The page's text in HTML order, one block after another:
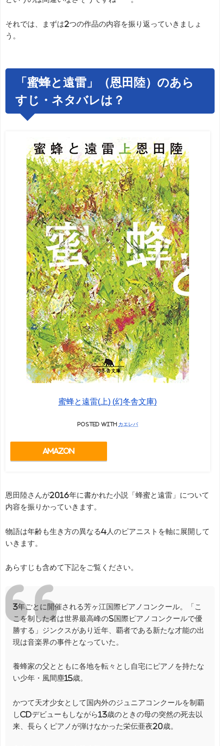
それでは、まずは2つの作品の内容を振り返っていきましょ
う。
「蜜蜂と遠雷」（恩田陸）のあら
すじ・ネタバレは？
蜜蜂と遠雷(上) (幻冬舎文庫)
posted with カエレバ
Amazon
恩田陸さんが2016年に書かれた小説「蜂蜜と遠雷」について
内容を振りかっていきます。
物語は年齢も生き方の異なる4人のピアニストを軸に展開して
いきます。
あらすじも含めて下記をご覧ください。
3年ごとに開催される芳ヶ江国際ピアノコンクール。「こ
こを制した者は世界最高峰のS国際ピアノコンクールで優
勝する」ジンクスがあり近年、覇者である新たな才能の出
現は音楽界の事件となっていた。
養蜂家の父とともに各地を転々とし自宅にピアノを持たな
い少年・風間塵15歳。
かつて天才少女として国内外のジュニアコンクールを制覇
しCDデビューもしながら13歳のときの母の突然の死去以
来、長らくピアノが弾けなかった栄伝亜夜20歳。